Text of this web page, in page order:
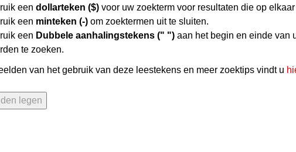
een dollarteken ($) voor uw zoekterm voor resultaten die op
een minteken (-) om zoektermen uit te sluiten.
een Dubbele aanhalingstekens (" ") aan het begin en einde van
te zoeken.
van het gebruik van deze leestekens en meer zoektips vindt u
legen